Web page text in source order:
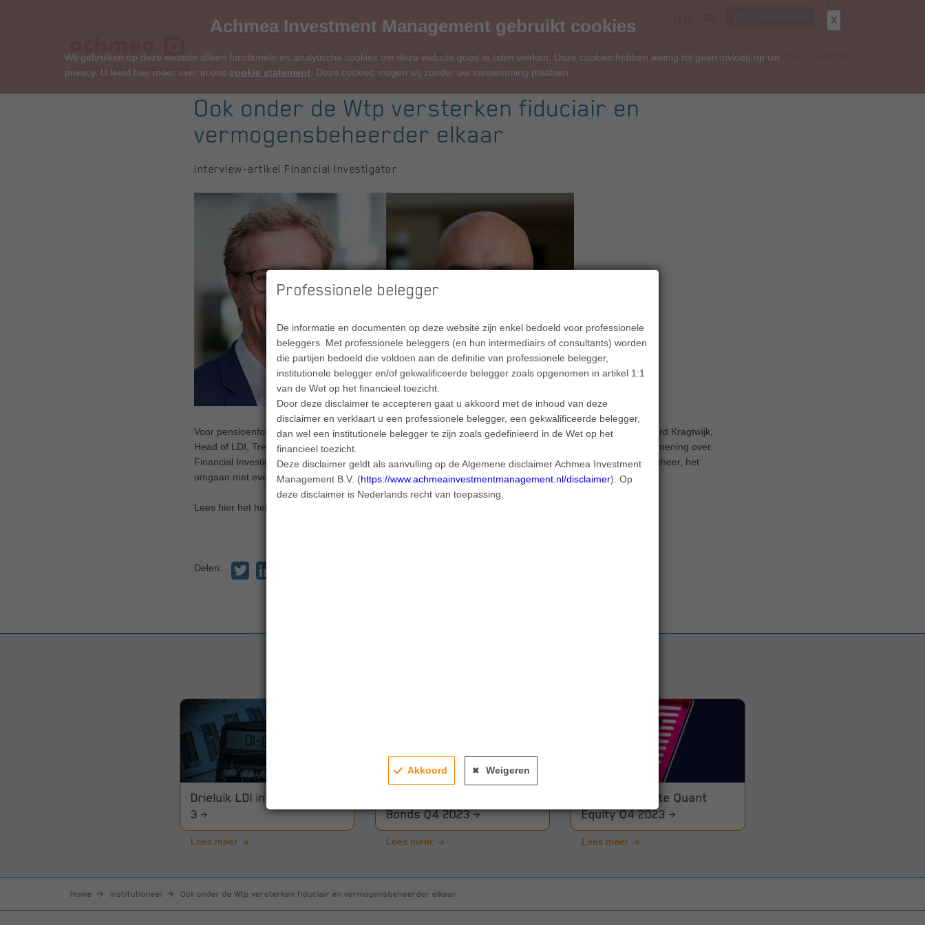
Onze dienstverlening Beleggingsfondsen MVB en Impact Over ons Actueel Contact opnemen
Achmea Investment Management gebruikt cookies
Wij gebruiken op deze website alleen functionele en analytische cookies om deze website goed te laten werken. Deze cookies hebben weinig tot geen invloed op uw
privacy. U leest hier meer over in ons cookie statement . Deze cookies mogen wij zonder uw toestemming plaatsen
X
Professionele belegger
De informatie en documenten op deze website zijn enkel bedoeld voor professionele
beleggers. Met professionele beleggers (en hun intermediairs of consultants) worden
die partijen bedoeld die voldoen aan de definitie van professionele belegger,
institutionele belegger en/of gekwalificeerde belegger zoals opgenomen in artikel 1:1
van de Wet op het financieel toezicht.
Door deze disclaimer te accepteren gaat u akkoord met de inhoud van deze
disclaimer en verklaart u een professionele belegger, een gekwalificeerde belegger,
dan wel een institutionele belegger te zijn zoals gedefinieerd in de Wet op het
financieel toezicht.
Deze disclaimer geldt als aanvulling op de Algemene disclaimer Achmea Investment
Management B.V. (https://www.achmeainvestmentmanagement.nl/disclaimer). Op
deze disclaimer is Nederlands recht van toepassing.
Akkoord Weigeren
Ook onder de Wtp versterken fiduciair en
vermogensbeheerder elkaar
Interview-artikel Financial Investigator
Voor pensioenfondsen is balansmanagement erg belangrijk. Hoe kan dit het beste worden ingericht? Richard Kragtwijk,
Head of LDI, Treasury & Quant en Armijn Eikelboom, Senior Fiduciair Adviseur, hebben hier een duidelijke mening over.
Financial Investigator sprak met hen onder andere over de samenwerking tussen fiduciair en vermogensbeheer, het
omgaan met eventuele governancerisico’s en de voorbereidingen met klanten op de WTP.
Lees hier het hele
Delen:
Drieluik LDI in de WTP, deel
3
Lees meer
Bonds Q4 2023
Lees meer
Kwartaalupdate Quant
Equity Q4 2023
Lees meer
Home Institutioneel Ook onder de Wtp versterken fiduciair en vermogensbeheerder elkaar